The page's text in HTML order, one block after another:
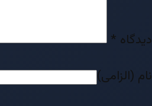
دیدگاه *
نام (الزامی)